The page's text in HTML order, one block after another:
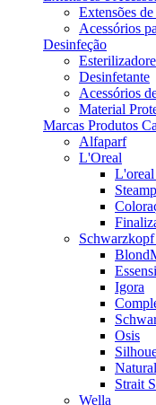
Extensões
Acessórios
Desinfeção
Desinfetante
Acessórios
Material
Marcas Produtos
Alfaparf
L'Oreal
Igora
Osis
Strait
Wella